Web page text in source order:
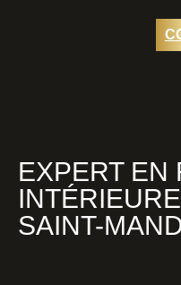
EXPERT EN
SAINT-